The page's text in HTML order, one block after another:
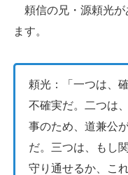
頼信の兄・源頼光が
ます。
頼光：「一つは、
不確実だ。二つは
事のため、道兼公
だ。三つは、もし
守り通せるか、こ